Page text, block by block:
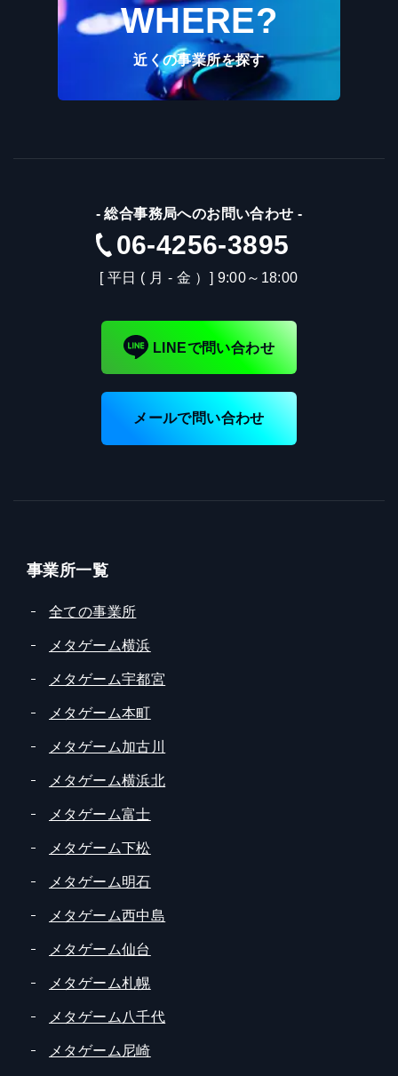
WHERE?
近くの事業所を探す
-総合事務局へのお問い合わせ -
06-4256-3895
[ 平日 ( 月 - 金 ）] 9:00～18:00
LINEで問い合わせ
メールで問い合わせ
事業所一覧
全ての事業所
メタゲーム横浜
メタゲーム宇都宮
メタゲーム本町
メタゲーム加古川
メタゲーム横浜北
メタゲーム富士
メタゲーム下松
メタゲーム明石
メタゲーム西中島
メタゲーム仙台
メタゲーム札幌
メタゲーム八千代
メタゲーム尼崎